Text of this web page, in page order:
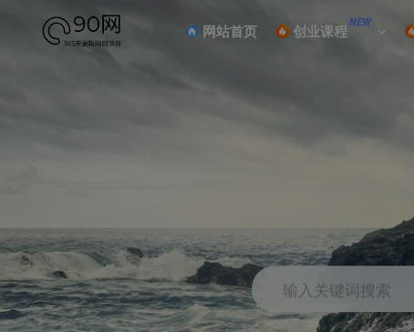
网站首页 创业课程NEW
输入关键词搜索